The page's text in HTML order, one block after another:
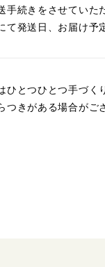
続きをさせていた
て発送日、お届け予
とつひとつ手づく
つきがある場合がご